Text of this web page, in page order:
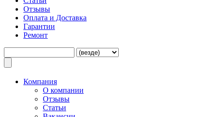
Отзывы
Оплата и Доставка
Гарантии
Ремонт
Компания
O компании
Отзывы
Статьи